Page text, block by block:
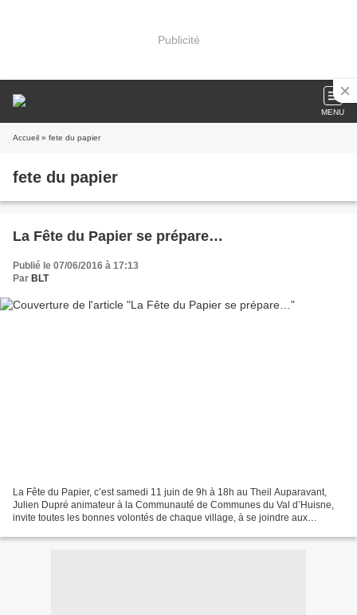
Publicité
MENU
Accueil » fete du papier
fete du papier
La Fête du Papier se prépare…
Publié le 07/06/2016 à 17:13
Par BLT
La Fête du Papier, c’est samedi 11 juin de 9h à 18h au Theil Auparavant,
Julien Dupré animateur à la Communauté de Communes du Val d’Huisne,
invite toutes les bonnes volontés de chaque village, à se joindre aux